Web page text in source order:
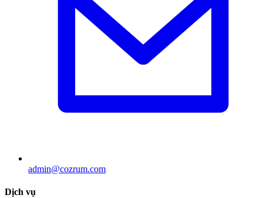
admin@cozrum.com
Dịch vụ